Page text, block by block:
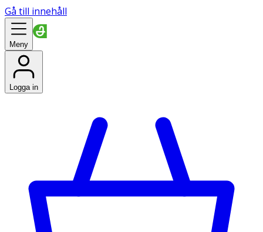
Gå till innehåll
Meny
Logga in